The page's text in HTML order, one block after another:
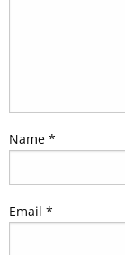
Name *
Email *